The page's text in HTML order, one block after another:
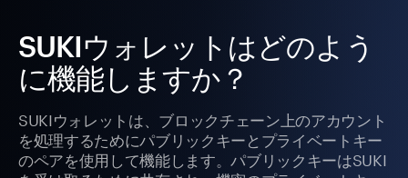
SUKIウォレットはどのよう
に機能しますか？
SUKIウォレットは、ブロックチェーン上のアカウント
を処理するためにパブリックキーとプライベートキー
のペアを使用して機能します。パブリックキーはSUKI